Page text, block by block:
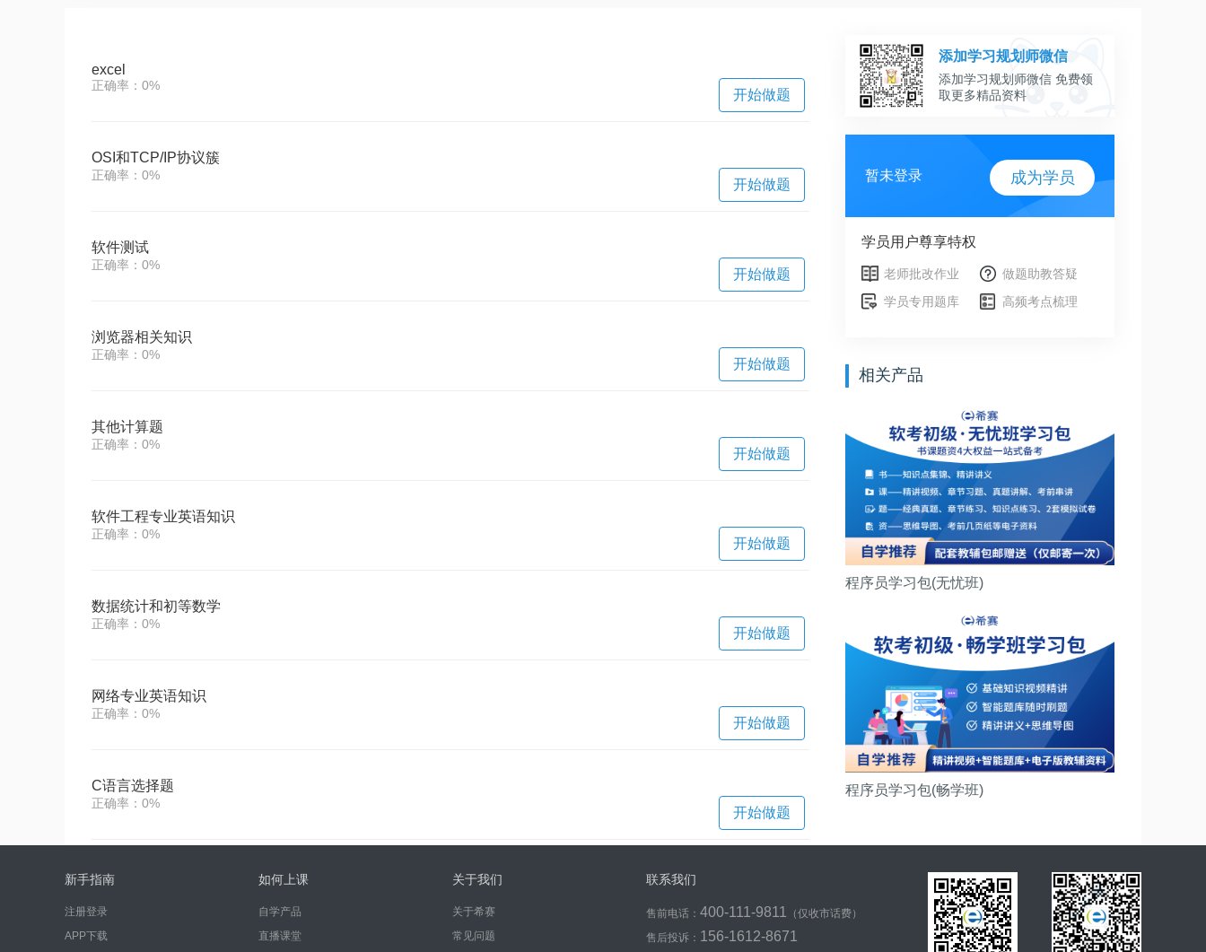
excel
正确率：0%
开始做题
OSI和TCP/IP协议簇
正确率：0%
开始做题
软件测试
正确率：0%
开始做题
浏览器相关知识
正确率：0%
开始做题
其他计算题
正确率：0%
开始做题
软件工程专业英语知识
正确率：0%
开始做题
数据统计和初等数学
正确率：0%
开始做题
网络专业英语知识
正确率：0%
开始做题
C语言选择题
正确率：0%
开始做题
添加学习规划师微信
添加学习规划师微信 免费领
取更多精品资料
暂未登录 成为学员
学员用户尊享特权
老师批改作业
做题助教答疑
学员专用题库
高频考点梳理
相关产品
程序员学习包(无忧班)
程序员学习包(畅学班)
新手指南
注册登录
APP下载
如何上课
自学产品
直播课堂
关于我们
关于希赛
常见问题
联系我们
售前电话： 400-111-9811
（仅收市话费）
售后投诉： 156-1612-8671